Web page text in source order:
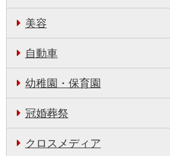
美容
自動車
幼稚園・保育園
冠婚葬祭
クロスメディア